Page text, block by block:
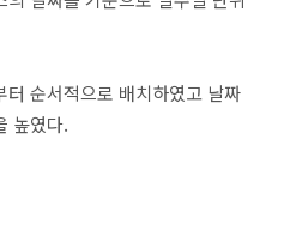
순서적으로 배치하였고 날짜
높였다.